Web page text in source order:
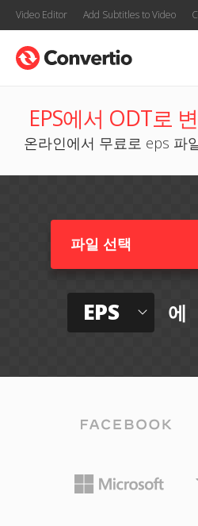
Video Editor Add Subtitles to Video
EPS에서 ODT로
온라인에서 무료로 eps 파
파일 선택
EPS 에